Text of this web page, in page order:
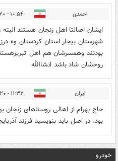
احمدی ۱۰:۵۴ - ۱۴۰۵/۰۳/۲۰
ایشان اصالتا اهل زنجان هستند
شهرستان بیجار استان کردستان وه
بودنند وهمسرشان هم اهل
روحشان شاد باشد انشاالله
ایران ۱۱:۳۲ - ۱۴۰۵/۰۳/۲۰
حاج بهرام از اهالی روستاهای زنجان
بود. در اصل باید بنویسید فرزند
خودرو